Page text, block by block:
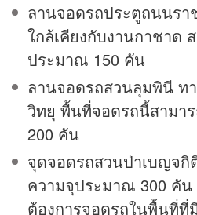
ลานจอดรถประตูถนนร
ใกล้เคียงกับงานกาชาด
ประมาณ 150 คัน
ลานจอดรถสวนลุมพินี ท
วิทยุ พื้นที่จอดรถนี้สามา
200 คัน
จุดจอดรถสวนป่าเบญจ
ความจุประมาณ 300 คัน
ต้องการจอดรถในพื้นที่ที่